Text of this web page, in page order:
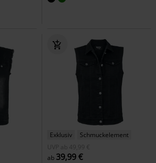
Exklusiv
Schmuckelement
UVP
ab
49,99 €
ab 39,99 €